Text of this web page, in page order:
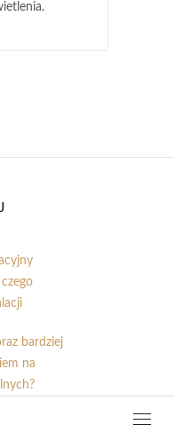
bardziej
na
Jak